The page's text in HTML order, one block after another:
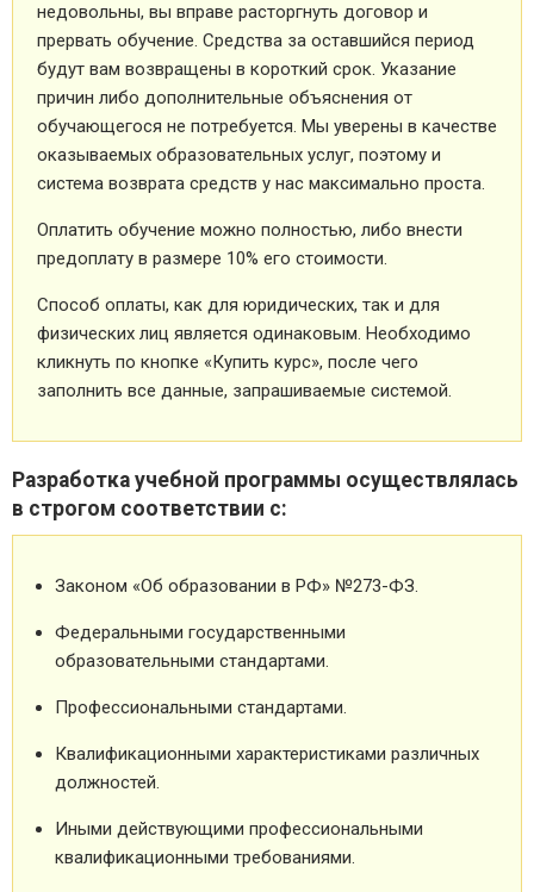
недовольны, вы вправе расторгнуть договор и
прервать обучение. Средства за оставшийся период
будут вам возвращены в короткий срок. Указание
причин либо дополнительные объяснения от
обучающегося не потребуется. Мы уверены в качестве
оказываемых образовательных услуг, поэтому и
система возврата средств у нас максимально проста.
Оплатить обучение можно полностью, либо внести
предоплату в размере 10% его стоимости.
Способ оплаты, как для юридических, так и для
физических лиц является одинаковым. Необходимо
кликнуть по кнопке «Купить курс», после чего
заполнить все данные, запрашиваемые системой.
Разработка учебной программы осуществлялась
в строгом соответствии с:
Законом «Об образовании в РФ» №273-ФЗ.
Федеральными государственными
образовательными стандартами.
Профессиональными стандартами.
Квалификационными характеристиками различных
должностей.
Иными действующими профессиональными
квалификационными требованиями.